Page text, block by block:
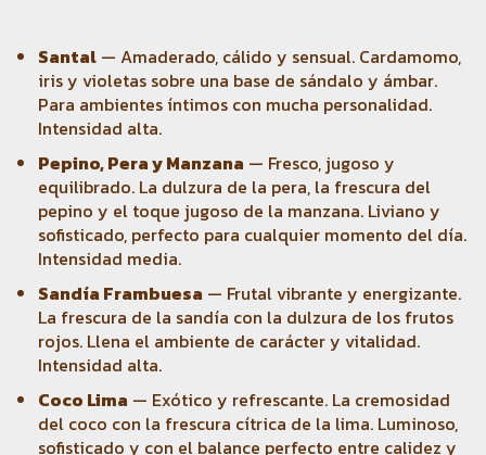
Santal — Amaderado, cálido y sensual. Cardamomo,
iris y violetas sobre una base de sándalo y ámbar.
Para ambientes íntimos con mucha personalidad.
Intensidad alta.
Pepino, Pera y Manzana — Fresco, jugoso y
equilibrado. La dulzura de la pera, la frescura del
pepino y el toque jugoso de la manzana. Liviano y
sofisticado, perfecto para cualquier momento del día.
Intensidad media.
Sandía Frambuesa — Frutal vibrante y energizante.
La frescura de la sandía con la dulzura de los frutos
rojos. Llena el ambiente de carácter y vitalidad.
Intensidad alta.
Coco Lima — Exótico y refrescante. La cremosidad
del coco con la frescura cítrica de la lima. Luminoso,
sofisticado y con el balance perfecto entre calidez y